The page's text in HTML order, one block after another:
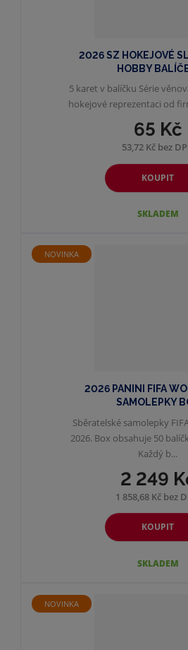
2026 SZ HOKEJOVÉ
HOBBY
65 Kč
53,72 Kč bez
KOUPIT
SKLADEM
5 karet v balíčku Série
hokejové reprezentaci od
NOVINKA
2026 PANINI FIFA
SAMOLEPKY
2 249
1 858,68 Kč bez
KOUPIT
SKLADEM
Sběratelské samolepky
2026. Box obsahuje 50
Každý b...
NOVINKA